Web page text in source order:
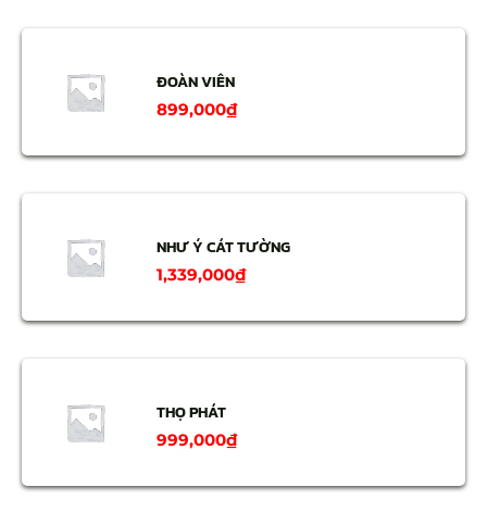
ĐOÀN VIÊN
899,000₫
NHƯ Ý CÁT TƯỜNG
1,339,000₫
THỌ PHÁT
999,000₫